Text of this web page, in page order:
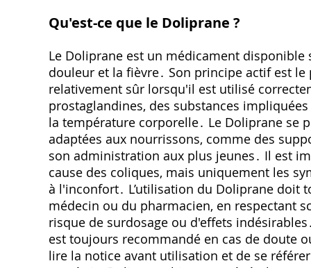
Qu'est-ce que le Doliprane ?
Le Doliprane est un médicament
douleur et la fièvre․ Son principe actif est
relativement sûr lorsqu'il est utilisé
prostaglandines, des substances
la température corporelle․ Le Doliprane se
adaptées aux nourrissons, comme des
son administration aux plus jeunes․ Il est
cause des coliques, mais uniquement les
à l'inconfort․ L’utilisation du Doliprane doit
médecin ou du pharmacien, en respectant
risque de surdosage ou d'effets
est toujours recommandé en cas de doute
lire la notice avant utilisation et de se